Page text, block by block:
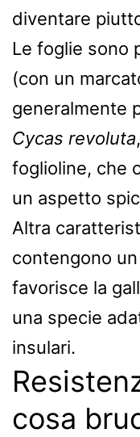
diventare
Le foglie sono
(con un
generalmente
Cycas revoluta
foglioline, che
un aspetto
Altra
contengono
favorisce la
una specie
insulari.
cosa